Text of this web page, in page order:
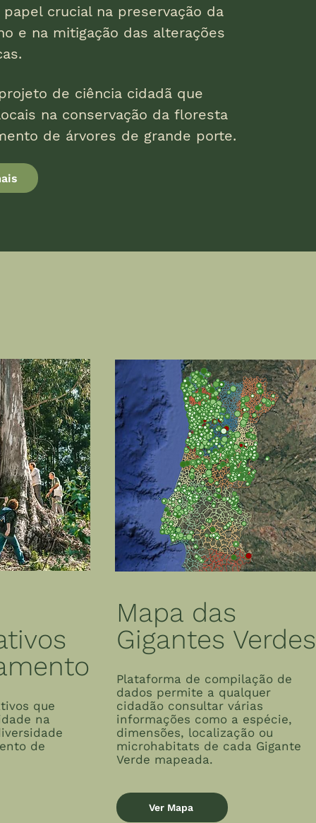
crucial na preservação da
e na mitigação das alterações
de ciência cidadã que
na conservação da floresta
de árvores de grande porte.
que
na
de
Mapa das
Gigantes Verdes
Plataforma de compilação de
dados permite a qualquer
cidadão consultar várias
informações como a espécie,
dimensões, localização ou
microhabitats de cada Gigante
Verde mapeada.
Ver Mapa